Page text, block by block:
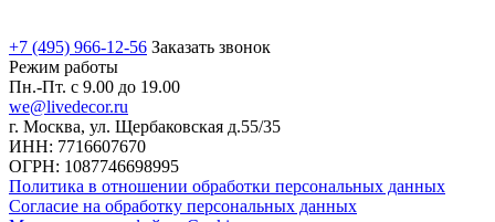
+7 (495) 966-12-56 Заказать звонок
Режим работы
Пн.-Пт. с 9.00 до 19.00
we@livedecor.ru
г. Москва, ул. Щербаковская д.55/35
ИНН: 7716607670
ОГРН: 1087746698995
Политика в отношении обработки персональных данных
Согласие на обработку персональных данных